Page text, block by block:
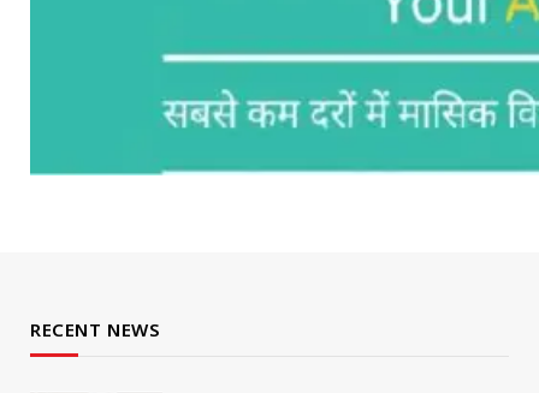
RECENT NEWS